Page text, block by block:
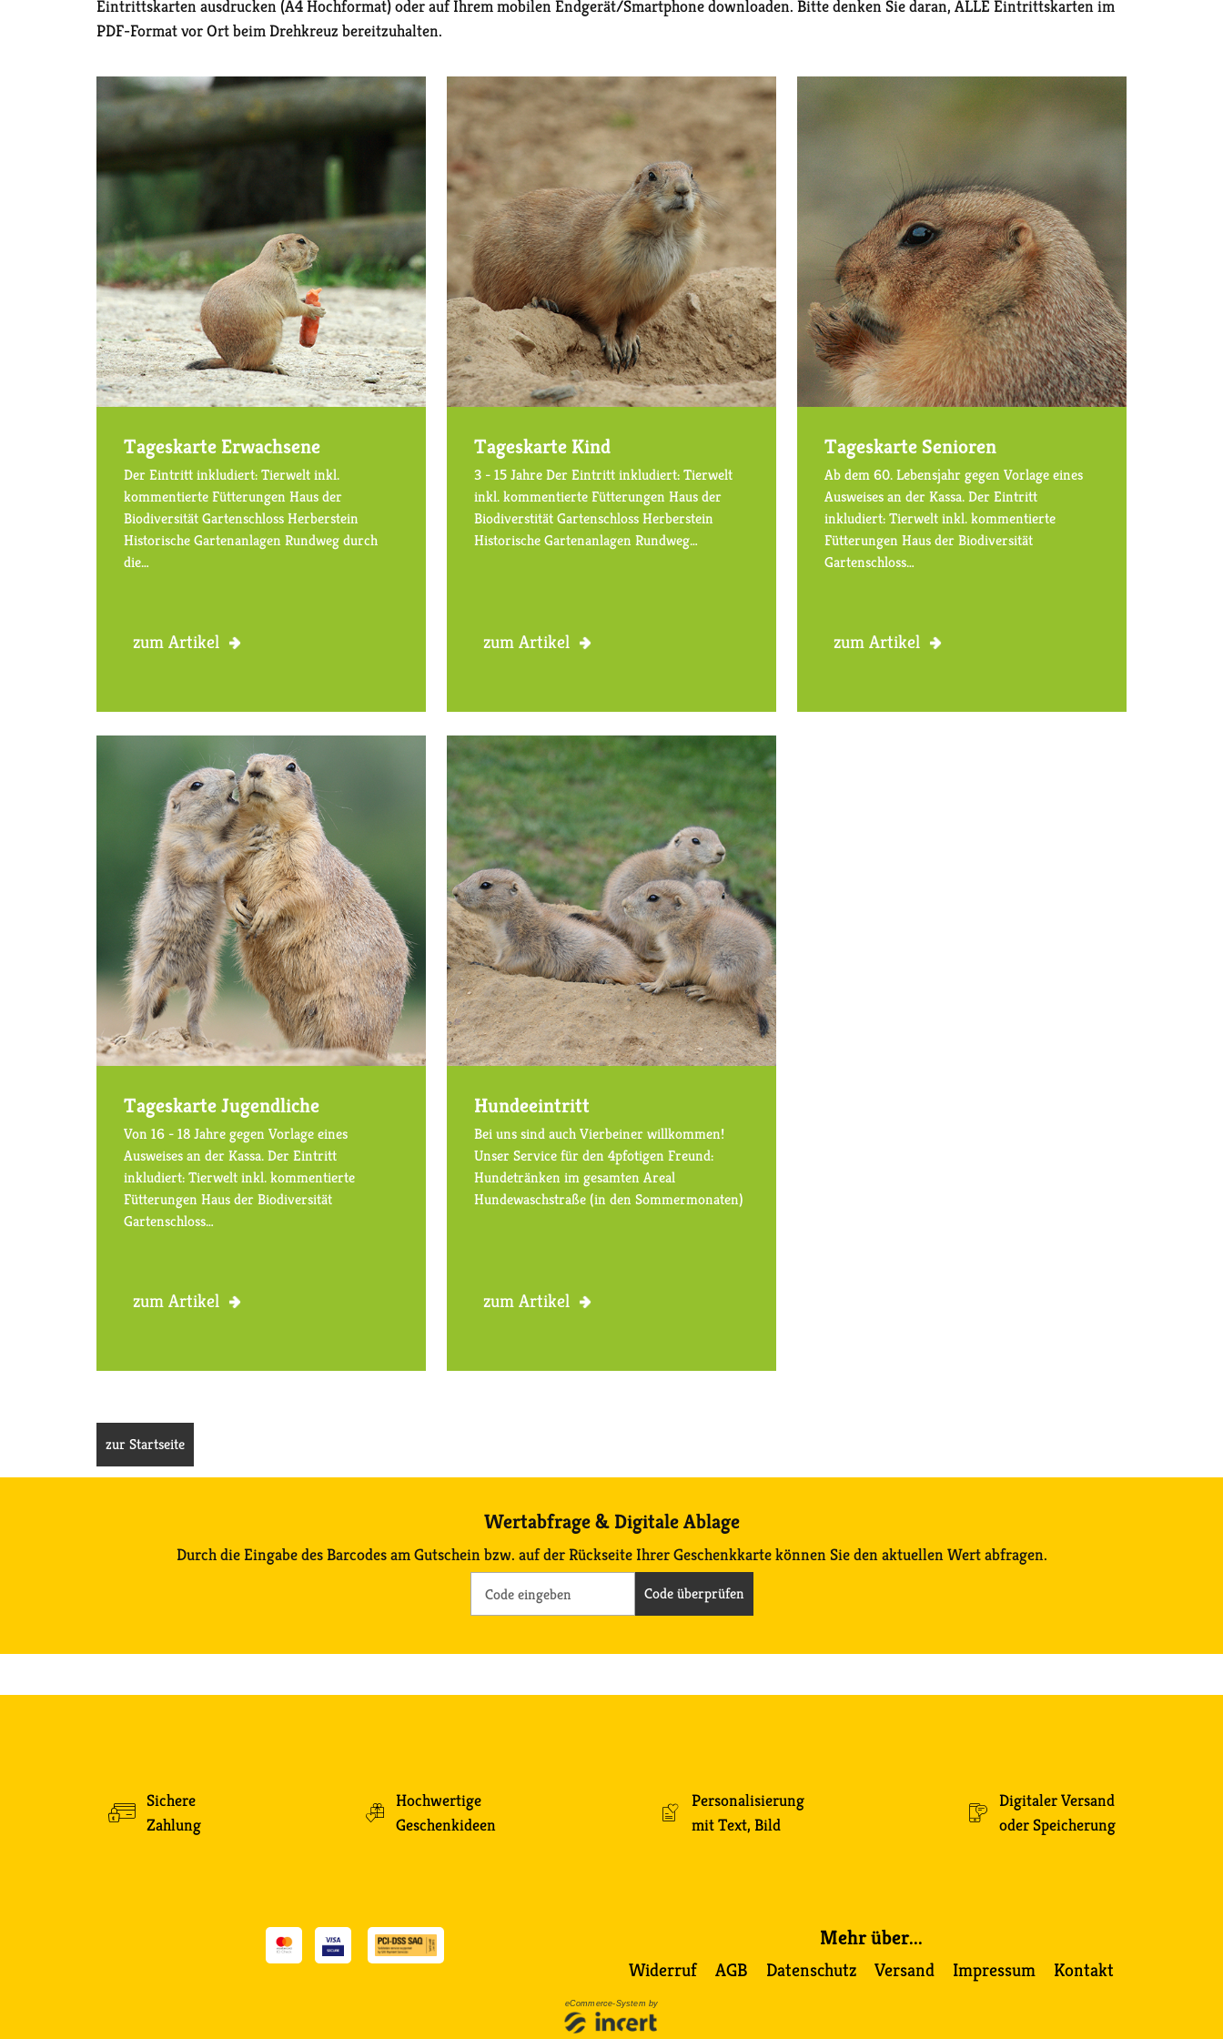
Eintrittskarten ausdrucken (A4 Hochformat) oder auf Ihrem mobilen Endgerät/Smartphone downloaden. Bitte denken Sie daran, ALLE Eintrittskarten im
PDF-Format vor Ort beim Drehkreuz bereitzuhalten.
Tageskarte Erwachsene
Der Eintritt inkludiert: Tierwelt inkl.
kommentierte Fütterungen Haus der
Biodiversität Gartenschloss Herberstein
Historische Gartenanlagen Rundweg durch
die…
zum Artikel
Tageskarte Kind
3 - 15 Jahre Der Eintritt inkludiert: Tierwelt
inkl. kommentierte Fütterungen Haus der
Biodiverstität Gartenschloss Herberstein
Historische Gartenanlagen Rundweg…
zum Artikel
Tageskarte Senioren
Ab dem 60. Lebensjahr gegen Vorlage eines
Ausweises an der Kassa. Der Eintritt
inkludiert: Tierwelt inkl. kommentierte
Fütterungen Haus der Biodiversität
Gartenschloss…
zum Artikel
Tageskarte Jugendliche
Von 16 - 18 Jahre gegen Vorlage eines
Ausweises an der Kassa. Der Eintritt
inkludiert: Tierwelt inkl. kommentierte
Fütterungen Haus der Biodiversität
Gartenschloss…
zum Artikel
Hundeeintritt
Bei uns sind auch Vierbeiner willkommen!
Unser Service für den 4pfotigen Freund:
Hundetränken im gesamten Areal
Hundewaschstraße (in den Sommermonaten)
zum Artikel
zur Startseite
Wertabfrage & Digitale Ablage
Durch die Eingabe des Barcodes am Gutschein bzw. auf der Rückseite Ihrer Geschenkkarte können Sie den aktuellen Wert abfragen.
Sichere
Zahlung
Hochwertige
Geschenkideen
Personalisierung
mit Text, Bild
Digitaler Versand
oder Speicherung
Mehr über...
Widerruf AGB Datenschutz Versand Impressum Kontakt
eCommerce-System by